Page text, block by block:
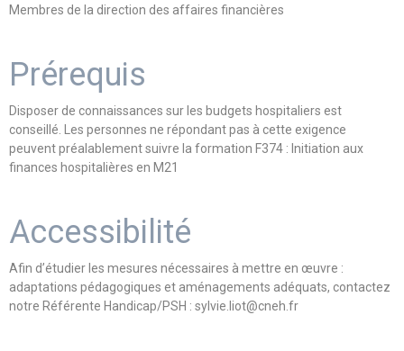
Membres de la direction des affaires financières
Prérequis
Disposer de connaissances sur les budgets hospitaliers est
conseillé. Les personnes ne répondant pas à cette exigence
peuvent préalablement suivre la formation F374 : Initiation aux
finances hospitalières en M21
Accessibilité
Afin d’étudier les mesures nécessaires à mettre en œuvre :
adaptations pédagogiques et aménagements adéquats, contactez
notre Référente Handicap/PSH : sylvie.liot@cneh.fr